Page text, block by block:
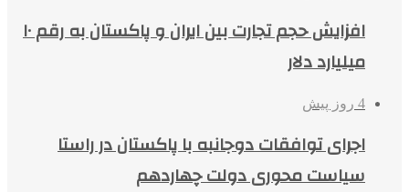
افزایش حجم تجارت بین ایران و پاکستان به رقم ۱۰
میلیارد دلار
4 روز پیش
اجرای توافقات دوجانبه با پاکستان در راستا
سیاست محوری دولت چهاردهم